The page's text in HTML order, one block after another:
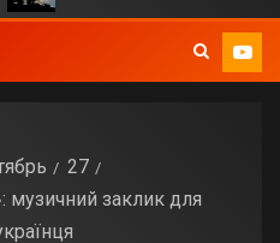
27
музичний заклик для